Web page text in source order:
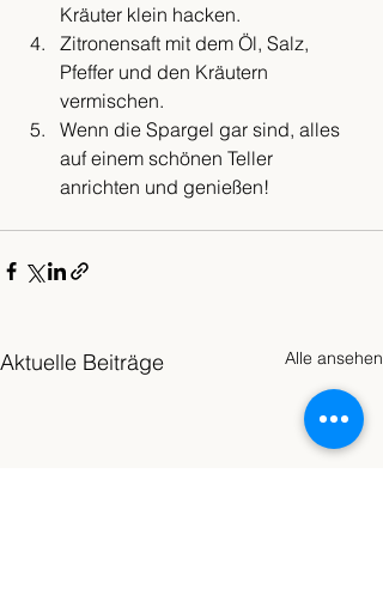
Kräuter klein hacken.
Zitronensaft mit dem Öl, Salz,
Pfeffer und den Kräutern
vermischen.
Wenn die Spargel gar sind, alles
auf einem schönen Teller
anrichten und genießen!
Aktuelle Beiträge Alle ansehen